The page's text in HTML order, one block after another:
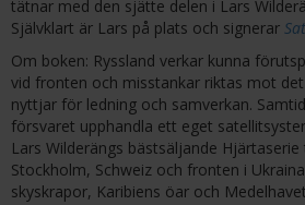
tätnar med den sjätte delen i Lars
Självklart är Lars på plats och signerar
Om boken: Ryssland verkar kunna
vid fronten och misstankar riktas mot
nyttjar för ledning och samverkan.
försvaret upphandla ett eget
Lars Wilderängs bästsäljande
Stockholm, Schweiz och fronten i
skyskrapor, Karibiens öar och